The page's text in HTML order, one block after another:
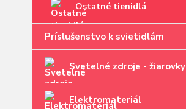
Ostatné tienidlá
Príslušenstvo k svietidlám
Svetelné zdroje - žiarovky
Elektromateriál